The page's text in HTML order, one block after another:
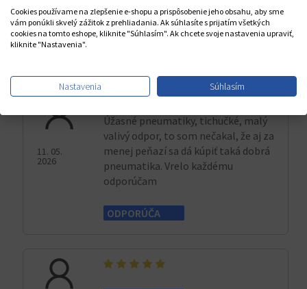
13. 05.
Cena
11. 05.
2026
Úžasné pneumatiky, tichučké, malý
valivý odpor, to som nečakal, že aj za
menej peňazí sa dá kúpiť taká dobrá
pneumatika. Vrelo každému
odporúčam
ODPORÚČA
Cookies používame na zlepšenie e-shopu a prispôsobenie jeho obsahu, aby sme
vám ponúkli skvelý zážitok z prehliadania. Ak súhlasíte s prijatím všetkých
cookies na tomto eshope, kliknite "Súhlasím". Ak chcete svoje nastavenia upraviť,
kliknite "Nastavenia".
Nastavenia Súhlasím